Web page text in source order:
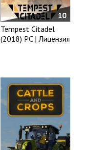
10
Tempest Citadel
(2018) PC | Лицензия